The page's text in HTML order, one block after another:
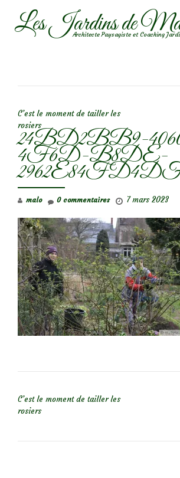
AllerLes Jardins de
Architecte Paysagiste et Coaching
C’est le moment de tailler les
rosiers
24BD2BB9-
4F6D-B8DE-
malo 7 mars 2023
0 commentaires
C’est le moment de tailler les
rosiers